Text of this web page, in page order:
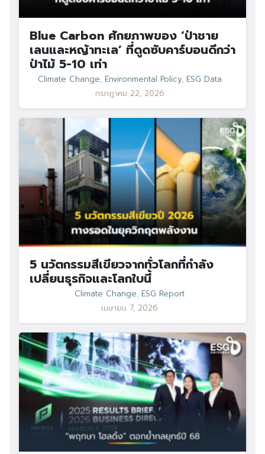
Search
for: Search
Blue Carbon ศักยภาพของ ‘ป่าชาย
เลนและหญ้าทะเล’ ที่ดูดซับคาร์บอนดีกว่า
ป่าไม้ 5-10 เท่า
Climate Change, Environmental Policy, ESG Data
กรกฎาคม 22, 2026
5 นวัตกรรมสีเขียวจากทั่วโลกที่กำลัง
เปลี่ยนธุรกิจและโลกใบนี้
Climate Change, ESG Report
เมษายน 7, 2026